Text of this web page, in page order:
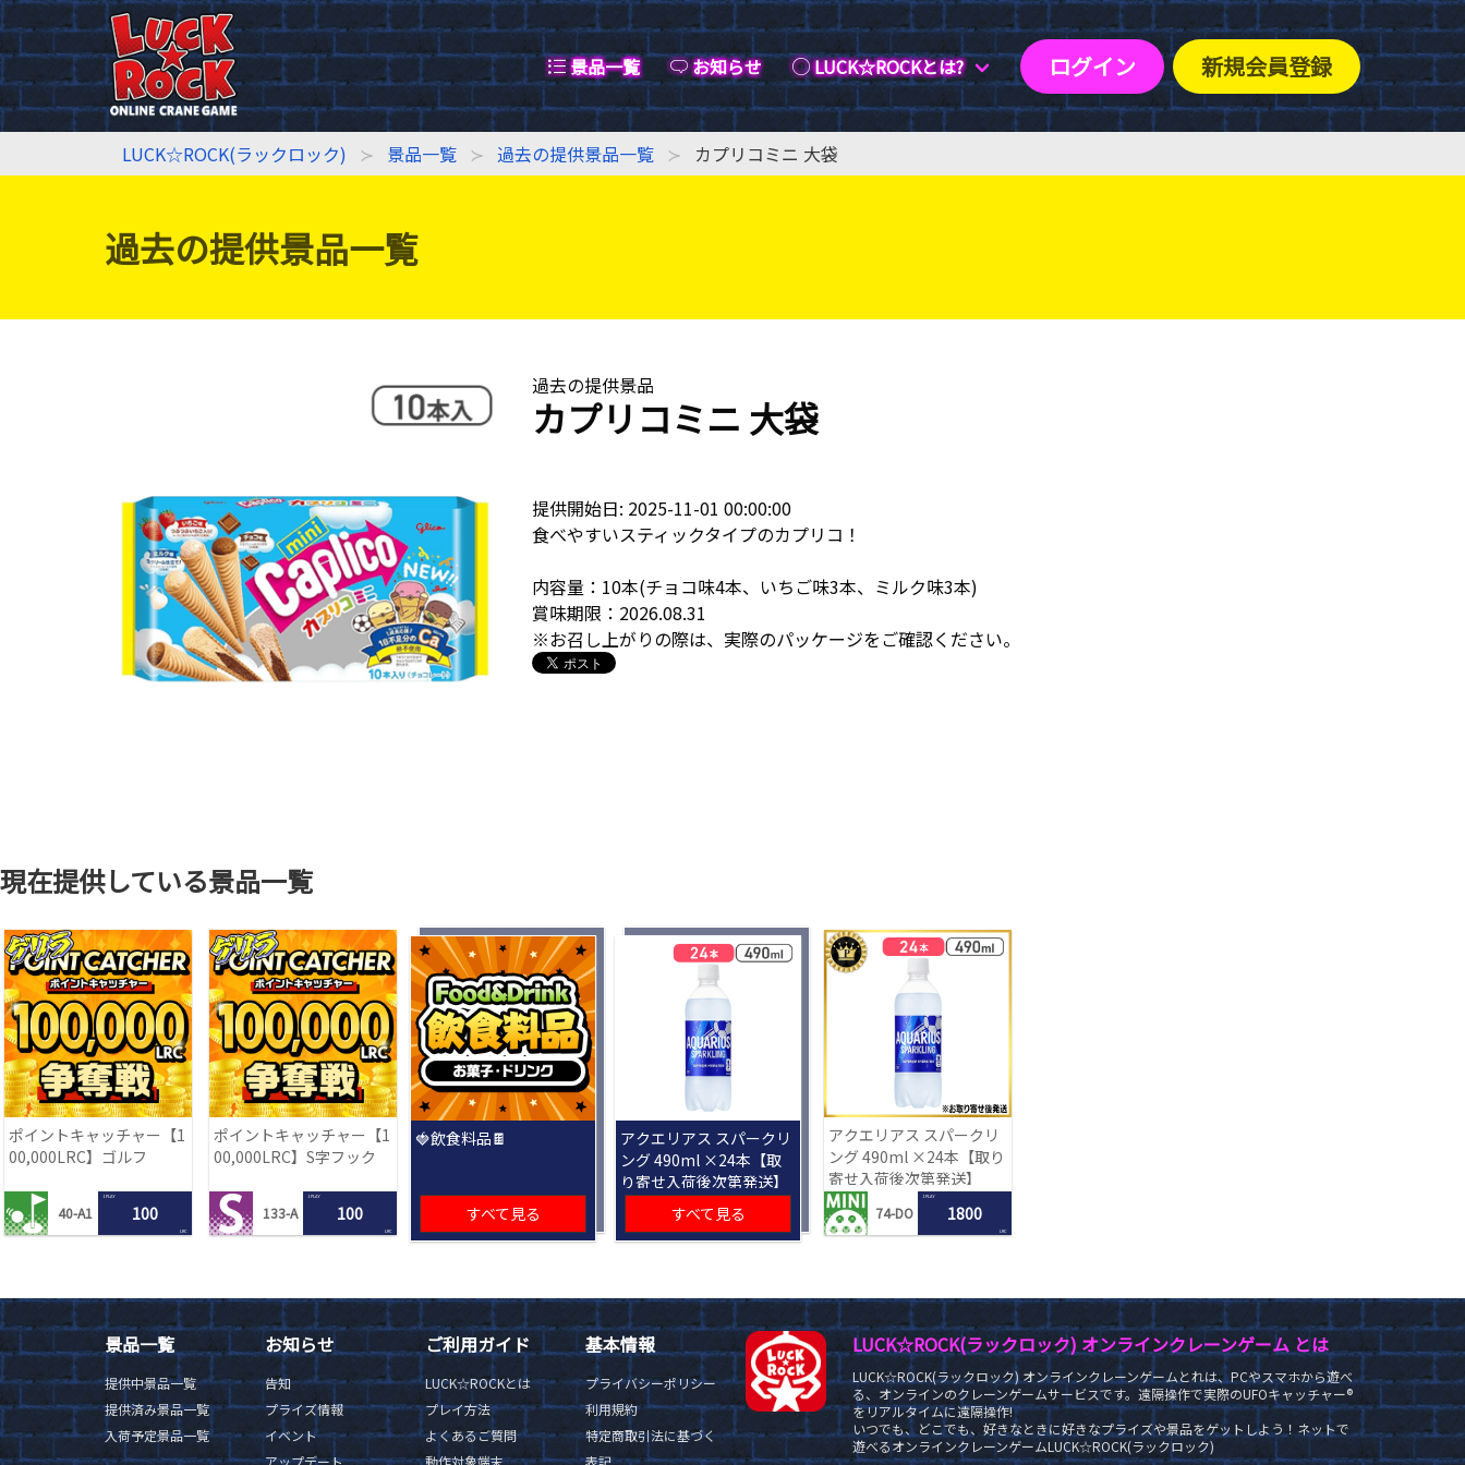
景品一覧 お知らせ LUCK☆ROCKとは? ログイン 新規会員登録
LUCK☆ROCK(ラックロック) 景品一覧 過去の提供景品一覧 カプリコミニ 大袋
過去の提供景品一覧
過去の提供景品
カプリコミニ 大袋
提供開始日: 2025-11-01 00:00:00
食べやすいスティックタイプのカプリコ！
内容量：10本(チョコ味4本、いちご味3本、ミルク味3本)
賞味期限：2026.08.31
※お召し上がりの際は、実際のパッケージをご確認ください。
現在提供している景品一覧
ポイントキャッチャー【1
00,000LRC】ゴルフ
40-A1
1 PLAY
100
LRC
ポイントキャッチャー【1
00,000LRC】S字フック
133-A
1 PLAY
100
LRC
🍓飲食料品🍫
すべて見る
アクエリアス スパークリ
ング 490ml ×24本【取
り寄せ入荷後次第発送】
すべて見る
アクエリアス スパークリ
ング 490ml ×24本【取り
寄せ入荷後次第発送】
74-DO
1 PLAY
1800
LRC
景品一覧
提供中景品一覧
提供済み景品一覧
入荷予定景品一覧
お知らせ
告知
プライズ情報
イベント
アップデート
ご利用ガイド
LUCK☆ROCKとは
プレイ方法
よくあるご質問
動作対象端末
基本情報
プライバシーポリシー
利用規約
特定商取引法に基づく
表記
LUCK☆ROCK(ラックロック) オンラインクレーンゲーム とは
LUCK☆ROCK(ラックロック) オンラインクレーンゲームとれは、PCやスマホから遊べ
る、オンラインのクレーンゲームサービスです。遠隔操作で実際のUFOキャッチャー®
をリアルタイムに遠隔操作!
いつでも、どこでも、好きなときに好きなプライズや景品をゲットしよう！ネットで
遊べるオンラインクレーンゲームLUCK☆ROCK(ラックロック)